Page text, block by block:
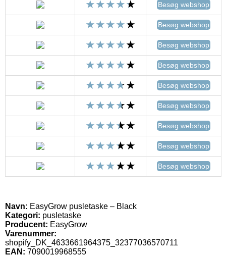
Besøg webshop
Besøg webshop
Besøg webshop
Besøg webshop
Besøg webshop
Besøg webshop
Besøg webshop
Besøg webshop
Besøg webshop
Navn: EasyGrow pusletaske – Black
Kategori: pusletaske
Producent: EasyGrow
Varenummer:
shopify_DK_4633661964375_32377036570711
EAN: 7090019968555